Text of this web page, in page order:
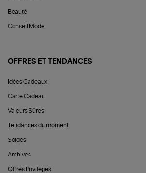
Beauté
Conseil Mode
OFFRES ET TENDANCES
Idées Cadeaux
Carte Cadeau
Valeurs Sûres
Tendances du moment
Soldes
Archives
Offres Privilèges